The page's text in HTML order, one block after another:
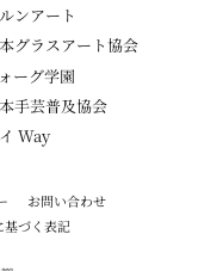
ンアート
グラスアート協会
ーグ学園
手芸普及協会
Way
お問い合わせ
基づく表記